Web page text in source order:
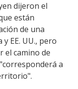
dijeron el
están
de una
EE. UU., pero
el camino de
a